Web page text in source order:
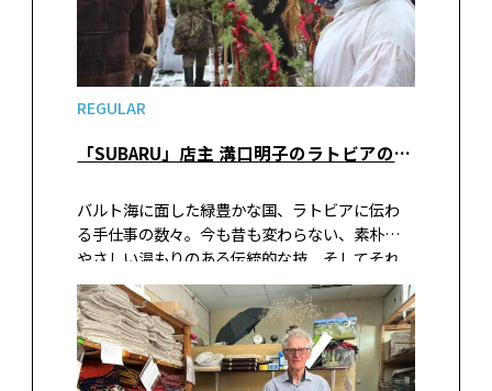
REGULAR
「SUBARU」店主 溝口明子のラトビアの手仕事をめぐる旅 vol.29 ラトビアの伝統的な「立春祭」
バルト海に面した緑豊かな国、ラトビアに伝わ
る手仕事の数々。今も昔も変わらない、素朴で
やさしい温もりのある伝統的な技、そしてそれ
らを残し伝えていくベテラン職人、伝統を受け
継ぎ新たな形を築く若手作家の作品など。雑貨屋
「SUBARU」の店主・溝口明子さんが出会っ
た、ラトビアの手仕事の現在（いま）を現地の
写真と共にお届けします。